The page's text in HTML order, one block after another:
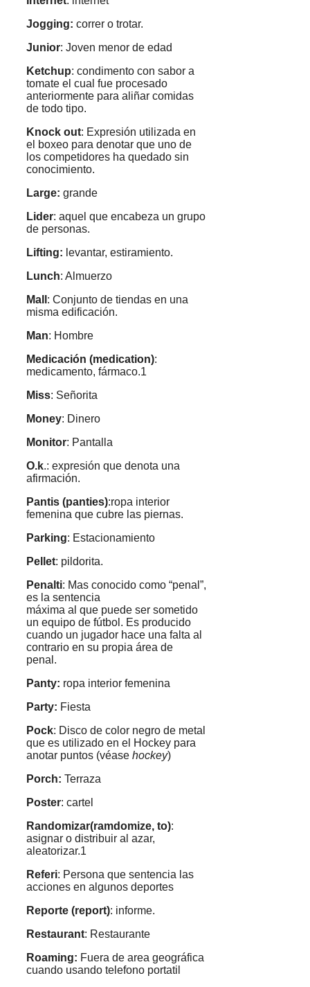
Jogging: correr o trotar.
Junior: Joven menor de edad
Ketchup: condimento con sabor a
tomate el cual fue procesado
anteriormente para aliñar comidas
de todo tipo.
Knock out: Expresión utilizada en
el boxeo para denotar que uno de
los competidores ha quedado sin
conocimiento.
Large: grande
Lider: aquel que encabeza un grupo
de personas.
Lifting: levantar, estiramiento.
Lunch: Almuerzo
Mall : Conjunto de tiendas en una
misma edificación.
Man: Hombre
Medicación (medication):
medicamento, fármaco.1
Miss: Señorita
Money: Dinero
Monitor: Pantalla
O.k.: expresión que denota una
afirmación.
Pantis (panties):ropa interior
femenina que cubre las piernas.
Parking: Estacionamiento
Pellet: pildorita.
Penalti: Mas conocido como “penal”,
es la sentencia
máxima al que puede ser sometido
un equipo de fútbol. Es producido
cuando un jugador hace una falta al
contrario en su propia área de
penal.
Panty: ropa interior femenina
Party: Fiesta
Pock: Disco de color negro de metal
que es utilizado en el Hockey para
anotar puntos (véase hockey)
Porch: Terraza
Poster: cartel
Randomizar(ramdomize, to):
asignar o distribuir al azar,
aleatorizar.1
Referi: Persona que sentencia las
acciones en algunos deportes
Reporte (report): informe.
Restaurant: Restaurante
Roaming: Fuera de area geográfica
cuando usando telefono portatil